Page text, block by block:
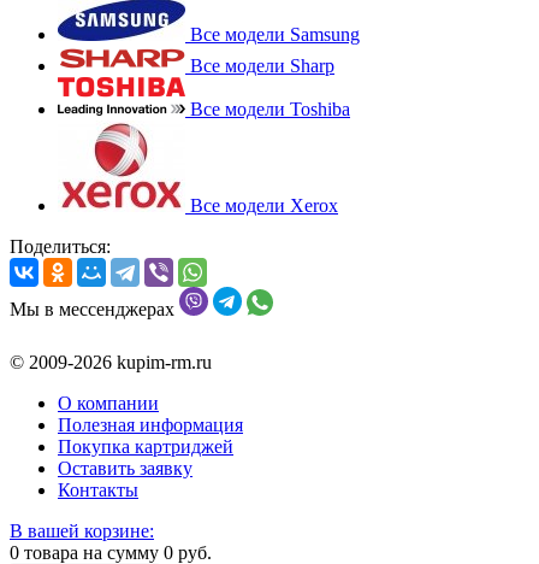
Все модели Samsung
Все модели Sharp
Все модели Toshiba
Все модели Xerox
Поделиться:
Мы в мессенджерах
© 2009-2026 kupim-rm.ru
О компании
Полезная информация
Покупка картриджей
Оставить заявку
Контакты
В вашей корзине:
0 товара на сумму 0 руб.